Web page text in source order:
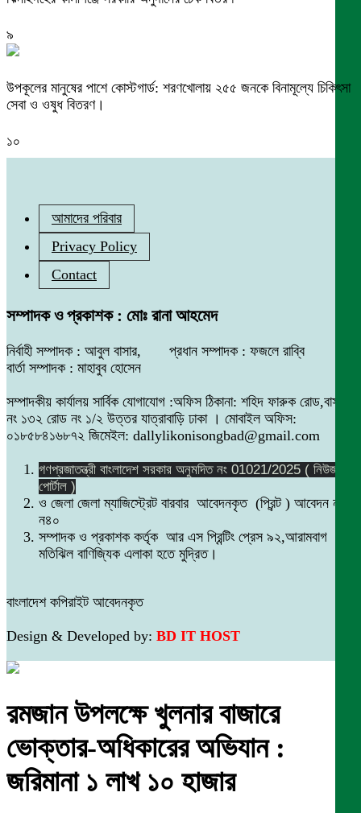
৯
উপকূলের মানুষের পাশে কোস্টগার্ড: শরণখোলায় ২৫৫ জনকে বিনামূল্যে চিকিৎসা
সেবা ও ওষুধ বিতরণ।
১০
আমাদের পরিবার
Privacy Policy
Contact
সম্পাদক ও প্রকাশক : মোঃ রানা আহমেদ
নির্বাহী সম্পাদক : আবুল বাসার, প্রধান সম্পাদক : ফজলে রাব্বি
বার্তা সম্পাদক : মাহাবুব হোসেন
সম্পাদকীয় কার্যালয় সার্বিক যোগাযোগ :অফিস ঠিকানা: শহিদ ফারুক রোড,বাসা
নং ১৩২ রোড নং ১/২ উত্তর যাত্রাবাড়ি ঢাকা । মোবাইল অফিস:
০১৮৫৮৪১৬৮৭২ জিমেইল: dallylikonisongbad@gmail.com
গণপ্রজাতন্ত্রী বাংলাদেশ সরকার অনুমদিত নং 01021/2025 ( নিউজ
পোর্টাল )
ও জেলা জেলা ম্যাজিস্ট্রেট বারবার আবেদনকৃত (প্রিন্ট ) আবেদন নং
ন৪০
সম্পাদক ও প্রকাশক কর্তৃক আর এস প্রিন্টিং প্রেস ৯২,আরামবাগ
মতিঝিল বাণিজ্যিক এলাকা হতে মুদ্রিত।
বাংলাদেশ কপিরাইট আবেদনকৃত
Design & Developed by: BD IT HOST
রমজান উপলক্ষে খুলনার বাজারে
ভোক্তার-অধিকারের অভিযান :
জরিমানা ১ লাখ ১০ হাজার